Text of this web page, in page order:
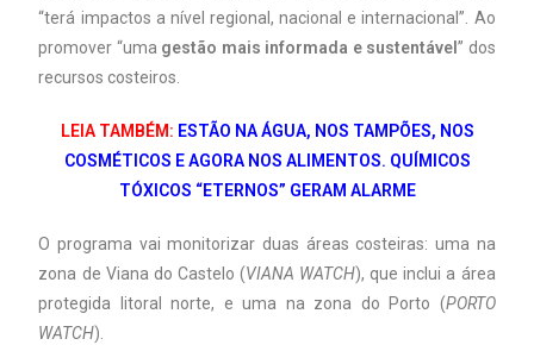
“terá impactos a nível regional, nacional e internacional”. Ao
promover “uma gestão mais informada e sustentável” dos
recursos costeiros.
LEIA TAMBÉM: ESTÃO NA ÁGUA, NOS TAMPÕES, NOS
COSMÉTICOS E AGORA NOS ALIMENTOS. QUÍMICOS
TÓXICOS “ETERNOS” GERAM ALARME
O programa vai monitorizar duas áreas costeiras: uma na
zona de Viana do Castelo (VIANA WATCH), que inclui a área
protegida litoral norte, e uma na zona do Porto (PORTO
WATCH).